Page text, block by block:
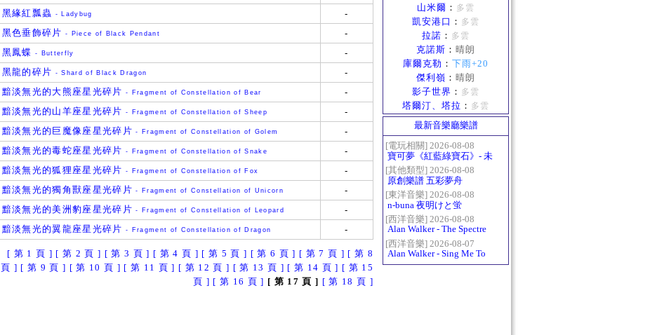
黑緣紅瓢蟲
- Ladybug
-
黑色垂飾碎片 - Piece of Black Pendant
-
黑鳳蝶
- Butterfly
-
黑龍的碎片 - Shard of Black Dragon
-
黯淡無光的大熊座星光碎片 - Fragment of Constellation of Bear
-
黯淡無光的山羊座星光碎片 - Fragment of Constellation of Sheep
-
黯淡無光的巨魔像座星光碎片 - Fragment of Constellation of Golem
-
黯淡無光的毒蛇座星光碎片 - Fragment of Constellation of Snake
-
黯淡無光的狐狸座星光碎片 - Fragment of Constellation of Fox
-
黯淡無光的獨角獸座星光碎片 - Fragment of Constellation of Unicorn
-
黯淡無光的美洲豹座星光碎片 - Fragment of Constellation of Leopard
-
黯淡無光的翼龍座星光碎片 - Fragment of Constellation of Dragon -
[ 第 1 頁 ] [ 第 2 頁 ] [ 第 3 頁 ] [ 第 4 頁 ] [ 第 5 頁 ] [ 第 6 頁 ] [ 第 7 頁 ] [ 第 8
頁 ] [ 第 9 頁 ] [ 第 10 頁 ] [ 第 11 頁 ] [ 第 12 頁 ] [ 第 13 頁 ] [ 第 14 頁 ] [ 第 15
頁 ] [ 第 16 頁 ] [ 第 17 頁 ] [ 第 18 頁 ]
山米爾 ： 多雲
凱安港口 ： 多雲
拉諾 ： 多雲
克諾斯 ： 晴朗
庫爾克勒 ： 下雨+20
傑利嶺 ： 晴朗
影子世界 ： 多雲
塔爾汀、塔拉 ： 多雲
最新音樂廳樂譜
[電玩相關] 2026-08-08
寶可夢《紅藍綠寶石》- 未
白鎮BGM (Littleroot Town)
[其他類型] 2026-08-08
原創樂譜 五彩夢舟
[東洋音樂] 2026-08-08
n-buna 夜明けと蛍
[西洋音樂] 2026-08-08
Alan Walker - The Spectre
[西洋音樂] 2026-08-07
Alan Walker - Sing Me To
Sleep